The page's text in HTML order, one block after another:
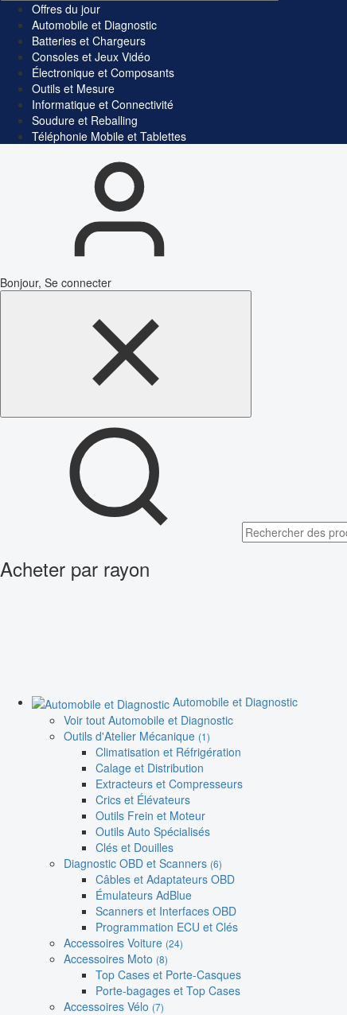
Offres du jour
Automobile et Diagnostic
Batteries et Chargeurs
Consoles et Jeux Vidéo
Électronique et Composants
Outils et Mesure
Informatique et Connectivité
Soudure et Reballing
Téléphonie Mobile et Tablettes
Bonjour, Se connecter
Acheter par rayon
Automobile et Diagnostic
Voir tout Automobile et Diagnostic
Outils d'Atelier Mécanique (1)
Climatisation et Réfrigération
Calage et Distribution
Extracteurs et Compresseurs
Crics et Élévateurs
Outils Frein et Moteur
Outils Auto Spécialisés
Clés et Douilles
Diagnostic OBD et Scanners (6)
Câbles et Adaptateurs OBD
Émulateurs AdBlue
Scanners et Interfaces OBD
Programmation ECU et Clés
Accessoires Voiture (24)
Accessoires Moto (8)
Top Cases et Porte-Casques
Porte-bagages et Top Cases
Accessoires Vélo (7)